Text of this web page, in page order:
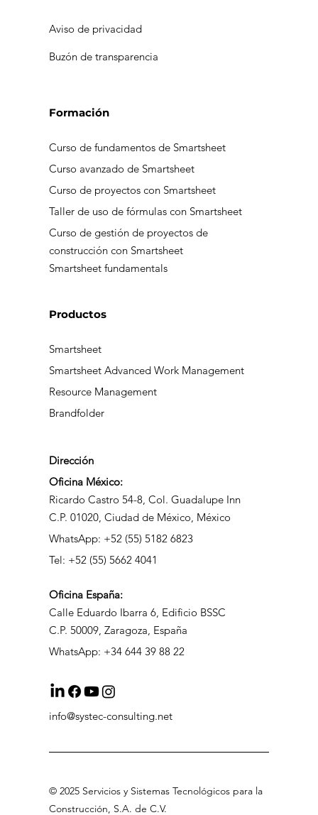
Dirección
Oficina México:
Ricardo Castro 54-8, Col. Guadalupe Inn
Tel: +52 (55) 5662 4041
OficinaEspaña:
Calle Eduardo Ibarra 6, Edificio BSSC
WhatsApp: +34 644 39 88 22
info@systec-consulting.net
Productos
Formación
Taller de uso de fórmulas con Smartsheet
Curso de gestión de proyectos de
profesionalismo.
Aviso de privacidad